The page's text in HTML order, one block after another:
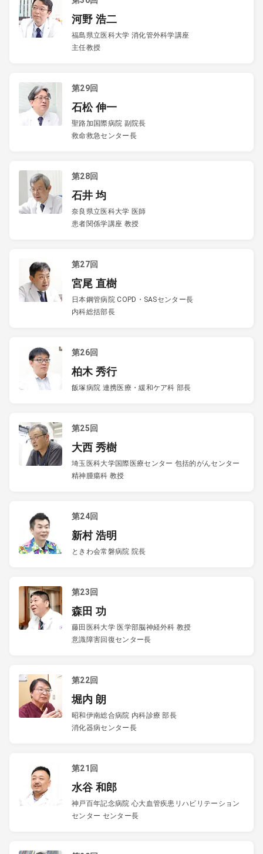
河野 浩二
福島県立医科大学 消化管外科学講座
主任教授
第29回
石松 伸一
聖路加国際病院 副院長
救命救急センター長
第28回
石井 均
奈良県立医科大学 医師
患者関係学講座 教授
第27回
宮尾 直樹
日本鋼管病院 COPD・SASセンター長
内科総括部長
第26回
柏木 秀行
飯塚病院 連携医療・緩和ケア科 部長
第25回
大西 秀樹
埼玉医科大学国際医療センター 包括的がんセンター
精神腫瘍科 教授
第24回
新村 浩明
ときわ会常磐病院 院長
第23回
森田 功
藤田医科大学 医学部脳神経外科 教授
意識障害回復センター長
第22回
堀内 朗
昭和伊南総合病院 内科診療 部長
消化器病センター長
第21回
水谷 和郎
神戸百年記念病院 心大血管疾患リハビリテーション
センター センター長